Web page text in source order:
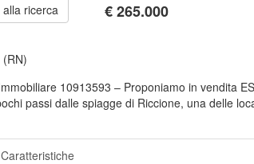
ricerca €265.000
(RN)
10913593 – Proponiamo in vendita
passi dalle spiagge di Riccione, una delle